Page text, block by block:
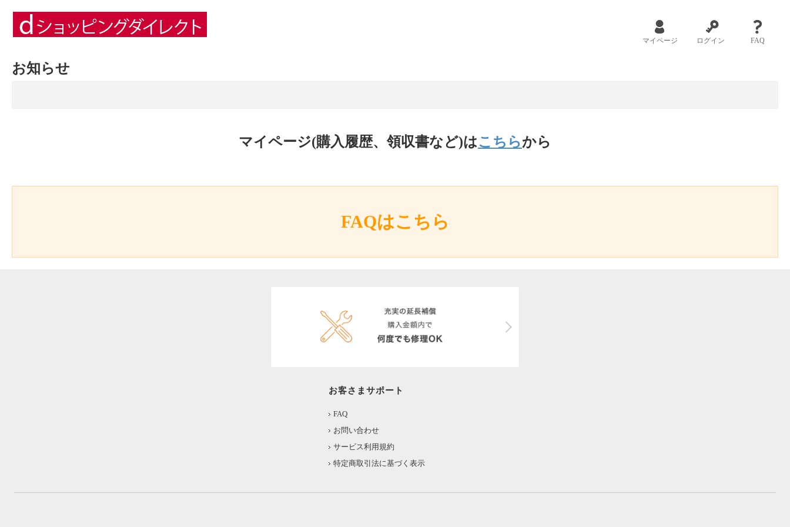
マイページ ログイン FAQ
お知らせ
マイページ(購入履歴、領収書など)はこちらから
FAQはこちら
お客さまサポート
FAQ
お問い合わせ
サービス利用規約
特定商取引法に基づく表示